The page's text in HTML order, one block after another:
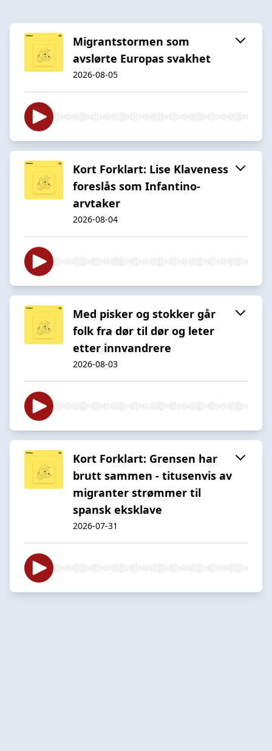
Migrantstormen som
avslørte Europas svakhet
2026-08-05
Kort Forklart: Lise Klaveness
foreslås som Infantino-
arvtaker
2026-08-04
Med pisker og stokker går
folk fra dør til dør og leter
etter innvandrere
2026-08-03
Kort Forklart: Grensen har
brutt sammen - titusenvis av
migranter strømmer til
spansk eksklave
2026-07-31